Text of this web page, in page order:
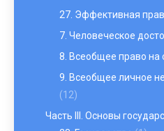
27. Эффективная
7. Человеческое
8. Всеобщее право на
9. Всеобщее личное
(12)
Часть III. Основы